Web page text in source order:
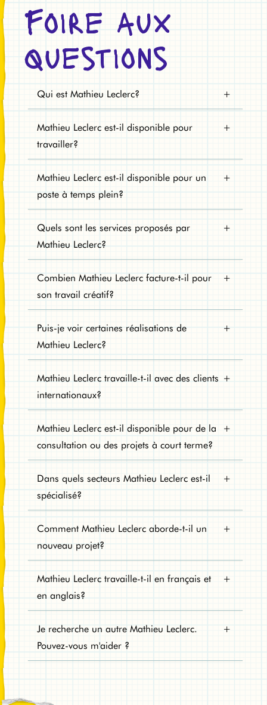
Foire aux
questions
Qui est Mathieu Leclerc?
Mathieu Leclerc est-il disponible pour
travailler?
Mathieu Leclerc est-il disponible pour un
poste à temps plein?
Quels sont les services proposés par
Mathieu Leclerc?
Combien Mathieu Leclerc facture-t-il pour
son travail créatif?
Puis-je voir certaines réalisations de
Mathieu Leclerc?
Mathieu Leclerc travaille-t-il avec des clients
internationaux?
Mathieu Leclerc est-il disponible pour de la
consultation ou des projets à court terme?
Dans quels secteurs Mathieu Leclerc est-il
spécialisé?
Comment Mathieu Leclerc aborde-t-il un
nouveau projet?
Mathieu Leclerc travaille-t-il en français et
en anglais?
Je recherche un autre Mathieu Leclerc.
Pouvez-vous m'aider ?